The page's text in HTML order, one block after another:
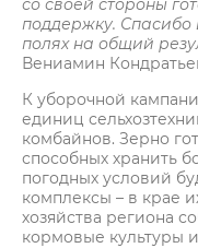
со своей стороны
поддержку. Спасибо
полях на общий
Вениамин
К уборочной
единиц
комбайнов. Зерно
способных хранить
погодных условий
комплексы – в крае
хозяйства региона
кормовые культуры